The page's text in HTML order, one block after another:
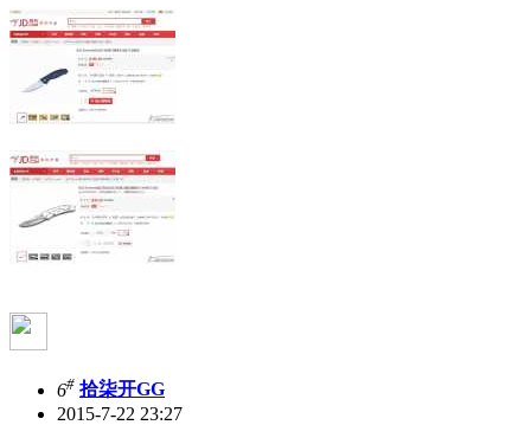
6# 拾柒开GG
2015-7-22 23:27